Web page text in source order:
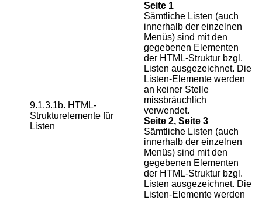
9.1.3.1b. HTML-
Strukturelemente für
Listen
Seite 1
Sämtliche Listen (auch
innerhalb der einzelnen
Menüs) sind mit den
gegebenen Elementen
der HTML-Struktur bzgl.
Listen ausgezeichnet. Die
Listen-Elemente werden
an keiner Stelle
missbräuchlich
verwendet.
Seite 2, Seite 3
Sämtliche Listen (auch
innerhalb der einzelnen
Menüs) sind mit den
gegebenen Elementen
der HTML-Struktur bzgl.
Listen ausgezeichnet. Die
Listen-Elemente werden